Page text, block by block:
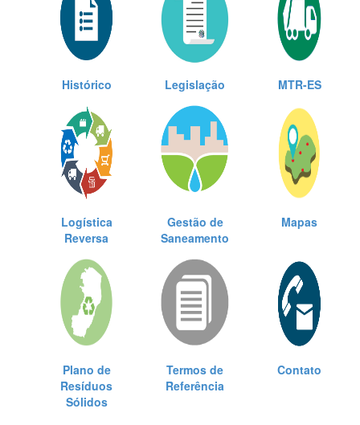
Histórico Legislação MTR-ES
Logística
Reversa
Gestão de
Saneamento
Mapas
Plano de
Resíduos
Sólidos
Termos de
Referência
Contato